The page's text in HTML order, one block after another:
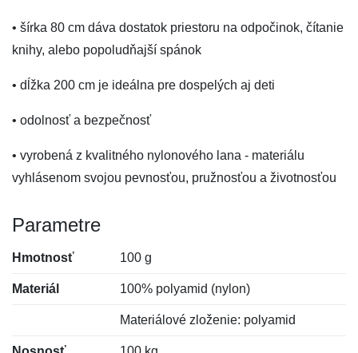
• šírka 80 cm dáva dostatok priestoru na odpočinok, čítanie
knihy, alebo popoludňajší spánok
• dĺžka 200 cm je ideálna pre dospelých aj deti
• odolnosť a bezpečnosť
• vyrobená z kvalitného nylonového lana - materiálu
vyhlásenom svojou pevnosťou, pružnosťou a životnosťou
Parametre
Hmotnosť 100 g
Materiál 100% polyamid (nylon)
Materiálové zloženie: polyamid